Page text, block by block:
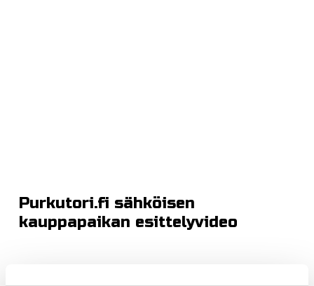
Purkutori.fi sähköisen
kauppapaikan esittelyvideo